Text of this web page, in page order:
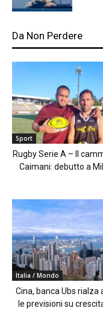
Da Non Perdere
Sport
Rugby Serie A – Il
Caimani: debutto a
Italia / Mondo
Cina, banca Ubs rialza
le previsioni su crescita